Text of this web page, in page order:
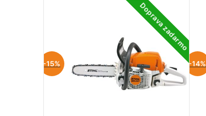
Doprava zadarmo
-15% -14%